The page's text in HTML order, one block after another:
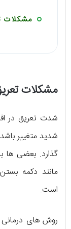
مشکلات
مشکلات
شدت تعریق در
شدید متغییر
گذارد. بعضی ها
مانند دکمه
است.
روش های